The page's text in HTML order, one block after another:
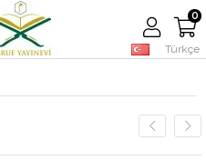
Türkçe
0